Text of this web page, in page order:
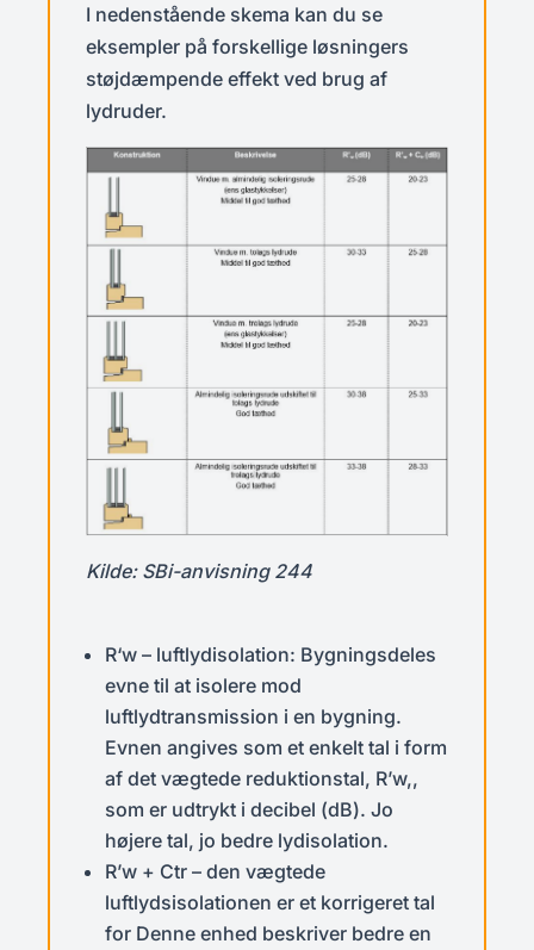
I nedenstående skema kan du se
eksempler på forskellige løsningers
støjdæmpende effekt ved brug af
lydruder.
Kilde: SBi-anvisning 244
R‘w – luftlydisolation: Bygningsdeles
evne til at isolere mod
luftlydtransmission i en bygning.
Evnen angives som et enkelt tal i form
af det vægtede reduktionstal, R’w,,
som er udtrykt i decibel (dB). Jo
højere tal, jo bedre lydisolation.
R’w + Ctr – den vægtede
luftlydsisolationen er et korrigeret tal
for Denne enhed beskriver bedre en